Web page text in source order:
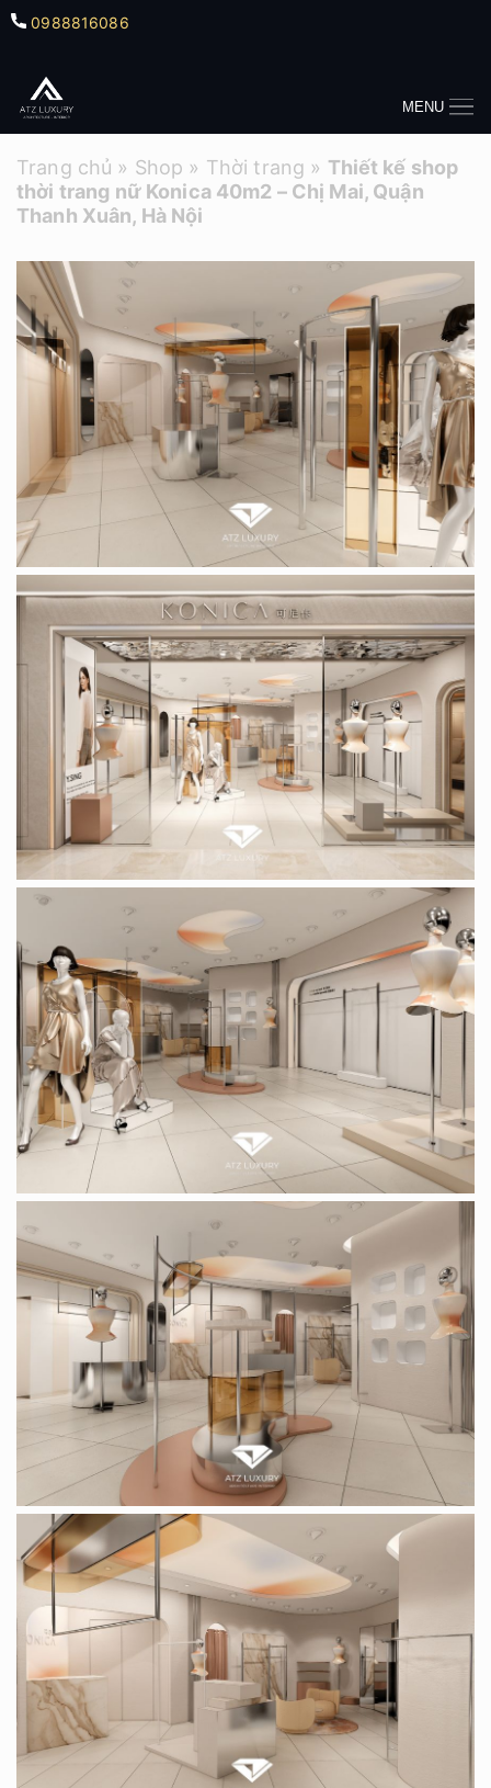
0988816086
MENU
Trang chủ » Shop » Thời trang » Thiết kế shop
thời trang nữ Konica 40m2 – Chị Mai, Quận
Thanh Xuân, Hà Nội